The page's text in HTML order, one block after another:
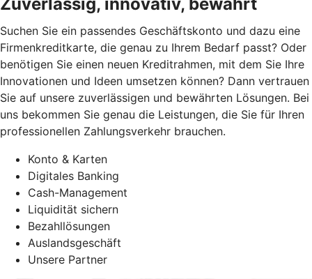
Suchen Sie ein passendes Geschäftskonto und dazu eine
Firmenkreditkarte, die genau zu Ihrem Bedarf passt? Oder
benötigen Sie einen neuen Kreditrahmen, mit dem Sie Ihre
Innovationen und Ideen umsetzen können? Dann vertrauen
Sie auf unsere zuverlässigen und bewährten Lösungen. Bei
uns bekommen Sie genau die Leistungen, die Sie für Ihren
professionellen Zahlungsverkehr brauchen.
Konto & Karten
Digitales Banking
Cash-Management
Liquidität sichern
Bezahllösungen
Auslandsgeschäft
Unsere Partner